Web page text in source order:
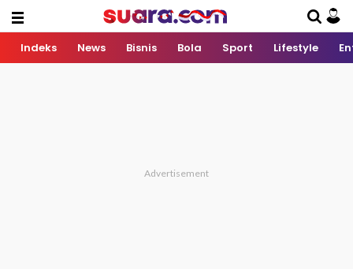
Indeks News Bisnis Bola Sport Lifestyle